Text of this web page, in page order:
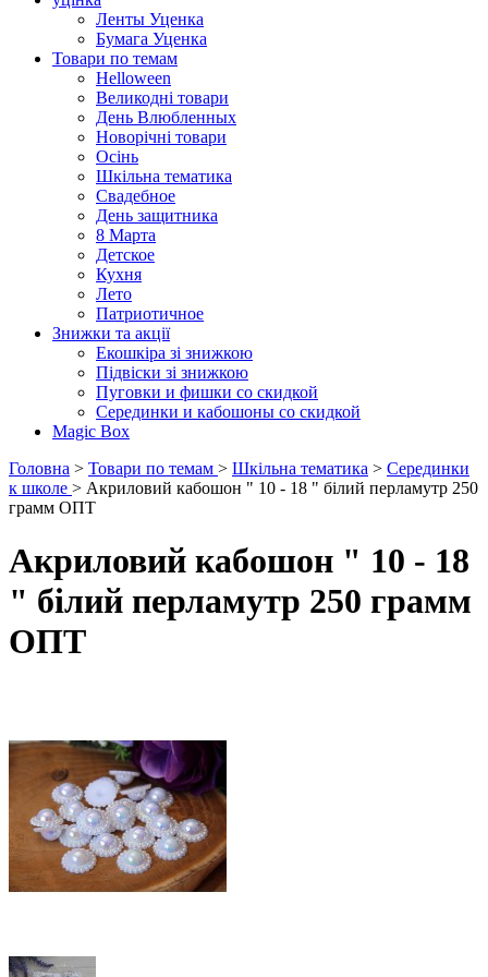
Ленты Уценка
Бумага Уценка
Товари по темам
Helloween
Великодні товари
День Влюбленных
Новорічні товари
Осінь
Шкільна тематика
Свадебное
День защитника
8 Марта
Детское
Кухня
Лето
Патриотичное
Знижки та акції
Екошкіра зі знижкою
Підвіски зі знижкою
Пуговки и фишки со скидкой
Серединки и кабошоны со скидкой
Magic Box
Головна > Товари по темам > Шкільна тематика > Серединки
к школе > Акриловий кабошон " 10 - 18 " білий перламутр 250
грамм ОПТ
Акриловий кабошон " 10 - 18
" білий перламутр 250 грамм
ОПТ